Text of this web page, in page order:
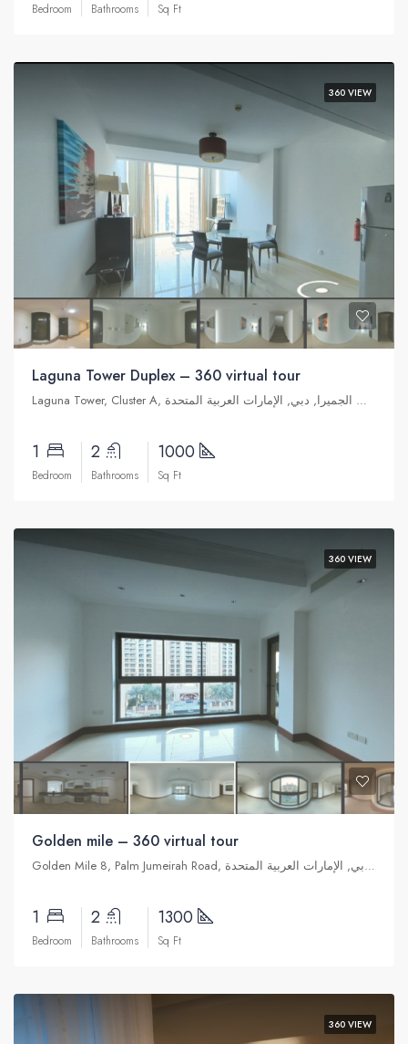
Bedroom Bathrooms Sq Ft
360 VIEW
Laguna Tower Duplex – 360 virtual tour
Laguna Tower, Cluster A, تلال الإمارات, أبراج بحيرات الجميرا, دبي, الإمارات العربية المتحدة
1
Bedroom
2
Bathrooms
1000
Sq Ft
360 VIEW
Golden mile – 360 virtual tour
Golden Mile 8, Palm Jumeirah Road, نخلة جميرا, دبي, الإمارات العربية المتحدة
1
Bedroom
2
Bathrooms
1300
Sq Ft
360 VIEW